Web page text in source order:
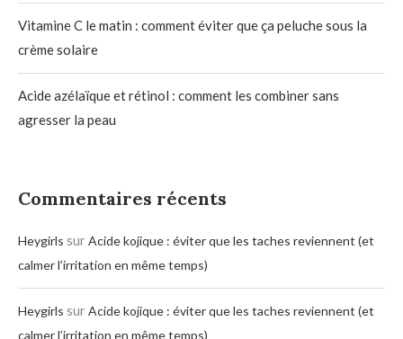
Vitamine C le matin : comment éviter que ça peluche sous la
crème solaire
Acide azélaïque et rétinol : comment les combiner sans
agresser la peau
Commentaires récents
Heygirls surAcide kojique : éviter que les taches reviennent (et
calmer l’irritation en même temps)
Heygirls surAcide kojique : éviter que les taches reviennent (et
calmer l’irritation en même temps)